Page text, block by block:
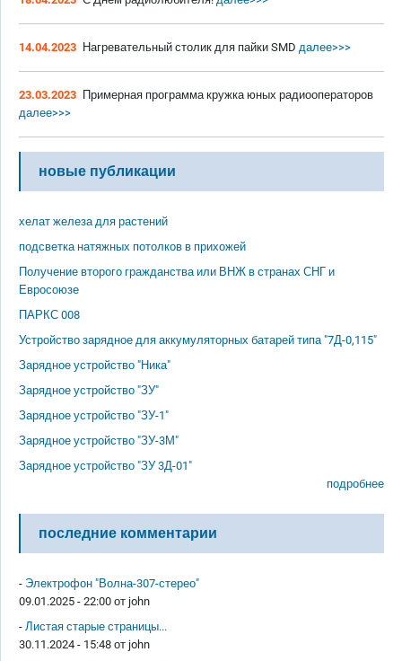
14.04.2023 Нагревательный столик для пайки SMD далее>>>
23.03.2023 Примерная программа кружка юных радиооператоров
далее>>>
новые публикации
хелат железа для растений
подсветка натяжных потолков в прихожей
Получение второго гражданства или ВНЖ в странах СНГ и
Евросоюзе
ПАРКС 008
Устройство зарядное для аккумуляторных батарей типа "7Д-0,115"
Зарядное устройство "Ника"
Зарядное устройство "ЗУ"
Зарядное устройство "ЗУ-1"
Зарядное устройство "ЗУ-3М"
Зарядное устройство "ЗУ 3Д-01"
подробнее
последние комментарии
- Электрофон "Волна-307-стерео"
09.01.2025 - 22:00 от john
- Листая старые страницы...
30.11.2024 - 15:48 от john